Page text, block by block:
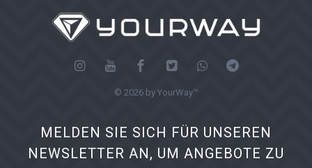
© 2026 by YourWay™
MELDEN SIE SICH FÜR UNSEREN
NEWSLETTER AN, UM ANGEBOTE ZU